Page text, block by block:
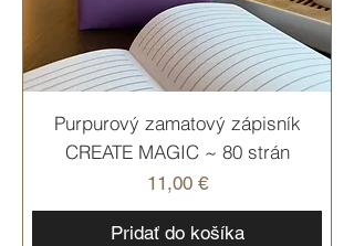
Purpurový zamatový zápisník
CREATE MAGIC ~ 80 strán
Cena
11,00 €
Pridať do košíka